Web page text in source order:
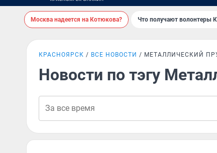
Москва надеется на Котюкова? Что получают волонтеры
КРАСНОЯРСК ВСЕ НОВОСТИ МЕТАЛЛИЧЕСКИЙ
Новости по тэгу